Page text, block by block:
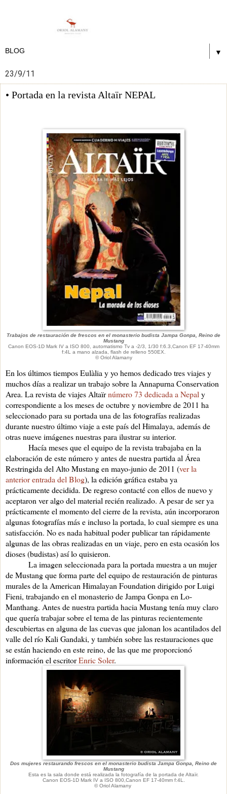
▼
23/9/11
• Portada en la revista Altaïr NEPAL
Trabajos de restauración de frescos en el monasterio budista Jampa Gonpa, Reino de
Mustang
Canon EOS-1D Mark IV a ISO 800, automatismo Tv a -2/3, 1/30 f:6.3,Canon EF 17-40mm
f:4L a mano alzada, flash de relleno 550EX.
© Oriol Alamany
En los últimos tiempos Eulàlia y yo hemos dedicado tres viajes y
muchos días a realizar un trabajo sobre la Annapurna Conservation
Area. La revista de viajes Altaïrnúmero 73 dedicada a Nepal y
correspondiente a los meses de octubre y noviembre de 2011 ha
seleccionado para su portada una de las fotografías realizadas
durante nuestro último viaje a este país del Himalaya, además de
otras nueve imágenes nuestras para ilustrar su interior.
Hacía meses que el equipo de la revista trabajaba en la
elaboración de este número y antes de nuestra partida al Área
Restringida del Alto Mustang en mayo-junio de 2011 (ver la
anterior entrada del Blog), la edición gráfica estaba ya
prácticamente decidida. De regreso contacté con ellos de nuevo y
aceptaron ver algo del material recién realizado. A pesar de ser ya
prácticamente el momento del cierre de la revista, aún incorporaron
algunas fotografías más e incluso la portada, lo cual siempre es una
satisfacción. No es nada habitual poder publicar tan rápidamente
algunas de las obras realizadas en un viaje, pero en esta ocasión los
dioses (budistas) así lo quisieron.
La imagen seleccionada para la portada muestra a un mujer
de Mustang que forma parte del equipo de restauración de pinturas
murales de la American Himalayan Foundation dirigido por Luigi
Fieni, trabajando en el monasterio de Jampa Gonpa en Lo-
Manthang. Antes de nuestra partida hacia Mustang tenía muy claro
que quería trabajar sobre el tema de las pinturas recientemente
descubiertas en alguna de las cuevas que jalonan los acantilados del
valle del río Kali Gandaki, y también sobre las restauraciones que
se están haciendo en este reino, de las que me proporcionó
información el escritorEnric Soler.
Dos mujeres restaurando frescos en el monasterio budista Jampa Gonpa, Reino de
Mustang
Esta es la sala donde está realizada la fotografía de la portada de Altaïr.
Canon EOS-1D Mark IV a ISO 800 ,Canon EF 17-40mm f:4L.
© Oriol Alamany